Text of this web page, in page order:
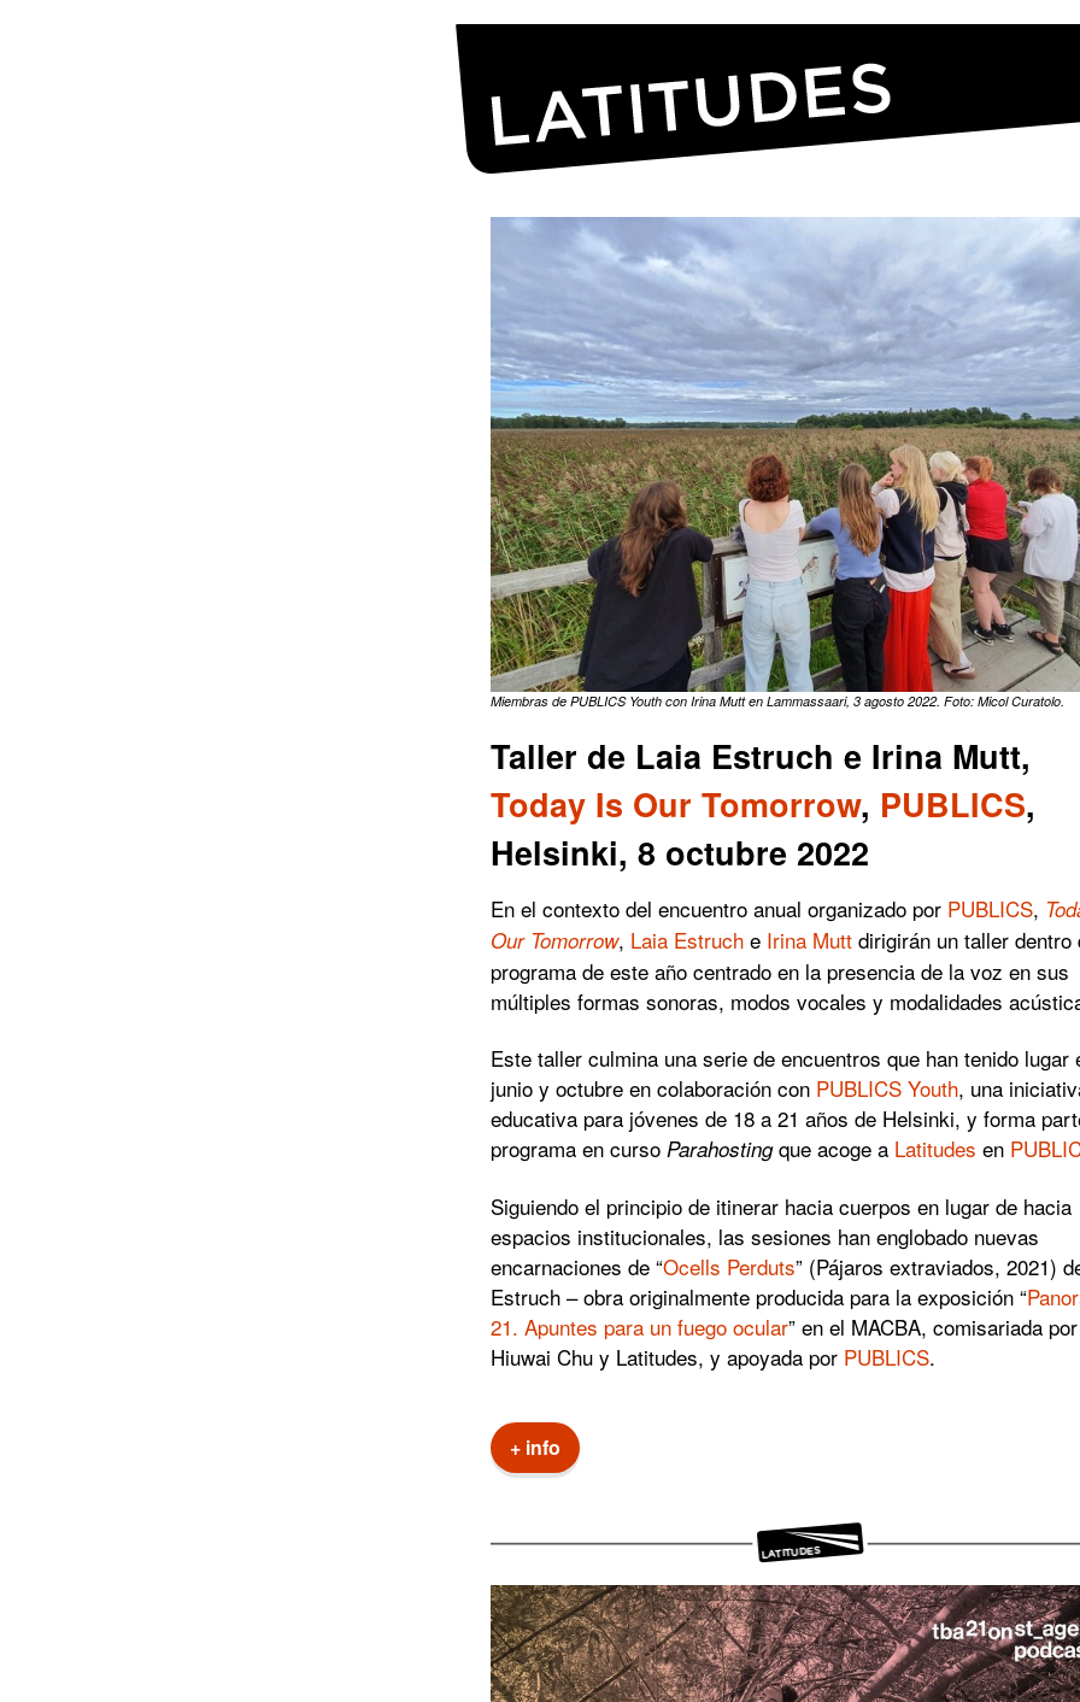
Miembras de PUBLICS Youth con Irina Mutt en Lammassaari, 3 agosto 2022. Foto: Micol Curatolo.
Taller de Laia Estruch e Irina Mutt,
Today Is Our Tomorrow, PUBLICS,
Helsinki, 8 octubre 2022
En el contexto del encuentro anual organizado por PUBLICS,
Our Tomorrow, Laia Estruch e Irina Mutt dirigirán un taller dentro
programa de este año centrado en la presencia de la voz en sus
múltiples formas sonoras, modos vocales y modalidades
Este taller culmina una serie de encuentros que han tenido lugar
junio y octubre en colaboración con PUBLICS Youth, una
educativa para jóvenes de 18 a 21 años de Helsinki, y forma
programa en curso Parahostingque acoge a Latitudes en
Siguiendo el principio de itinerar hacia cuerpos en lugar de hacia
espacios institucionales, las sesiones han englobado nuevas
encarnaciones de “Ocells Perduts” (Pájaros extraviados, 2021)
Estruch – obra originalmente producida para la exposición “
21. Apuntes para un fuego ocular” en el MACBA, comisariada por
Hiuwai Chu y Latitudes, y apoyada por PUBLICS.
+ info